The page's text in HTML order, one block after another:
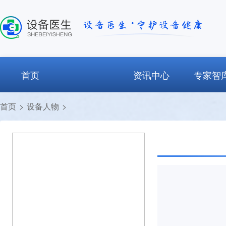
首页 资讯中心 专家智
首页 > 设备人物 >